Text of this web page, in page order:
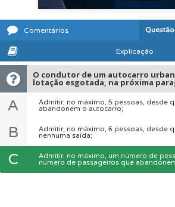
Comentários Questão
Explicação
O condutor de um autocarro
lotação esgotada, na próxima
A
Admitir, no máximo, 5 pessoas, desde
abandonem o autocarro;
B
Admitir, no máximo, 6 pessoas, desde
nenhuma saída;
C
Admitir, no máximo, um número de
número de passageiros que